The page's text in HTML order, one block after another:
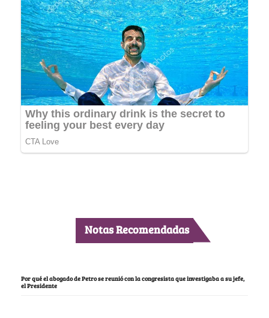
Notas Recomendadas
Por qué el abogado de Petro se reunió con la congresista que investigaba a su jefe,
el Presidente